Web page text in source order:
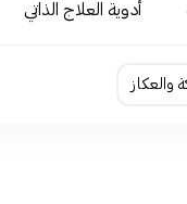
أدوية العلاج الذاتي
والعكاز